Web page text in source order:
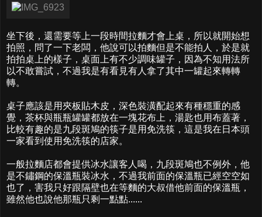
坐下後，還需要等上一段時間拉麵才會上桌，所以就開始想
拍照，問了一下老闆，他說可以拍麵但是不能拍人，於是就
拍拍桌上的樣子，桌面上有不少調味罐子，因為不知用法所
以不敢嘗試，不過我是有看見有人拿了其中一罐起來轉轉
轉。
桌子應該是用夾板貼木皮，深色裝潢配起來有種穩重的感
覺，茶杯與瓶瓶罐罐都放在一塊花布上，湯匙也用布蓋著，
比較有趣的是九段斑鳩的筷子是用免洗筷，這是我在日本頭
一家看到使用免洗筷的店家。
一般拉麵店都會提供冰水讓客人喝，九段斑鳩也不例外，他
是不鏽鋼的保溫瓶裝冰水，不過我前面的保溫瓶已經空空如
也了，害我只好跟隔壁也在等麵的大叔借他前面的保溫瓶，
雖然他也說他那瓶只剩一點點......